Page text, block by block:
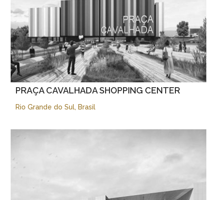
PRAÇA CAVALHADA SHOPPING CENTER
Rio Grande do Sul, Brasil